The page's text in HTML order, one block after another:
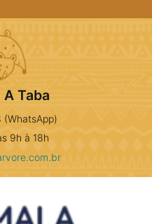
Taba
(WhatsApp)
9h à 18h